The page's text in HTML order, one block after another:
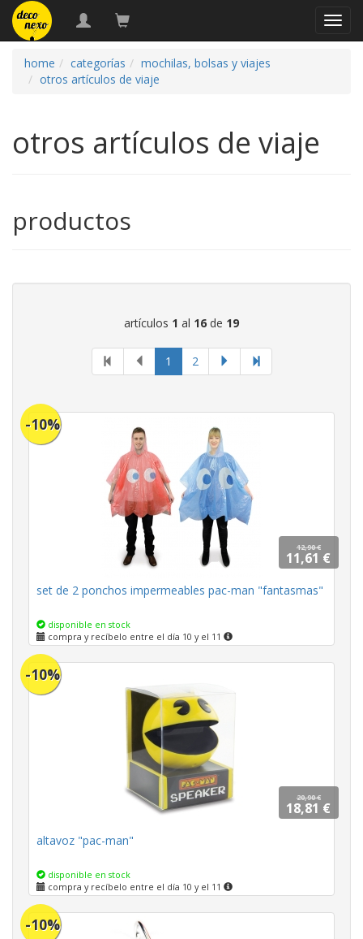
home categorías
mochilas, bolsas y viajes
otros artículos de viaje
otros artículos de viaje
productos
artículos 1 al 16 de 19
1 página
actual
2
-10%
12,90 €
11,61 €
set de 2 ponchos impermeables pac-man "fantasmas"
disponible en stock
compra y recíbelo entre el día 10 y el 11
-10%
20,90 €
18,81 €
altavoz "pac-man"
disponible en stock
compra y recíbelo entre el día 10 y el 11
-10%